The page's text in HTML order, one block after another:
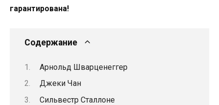
гарантирована!
Содержание
Арнольд Шварценеггер
Джеки Чан
Сильвестр Сталлоне